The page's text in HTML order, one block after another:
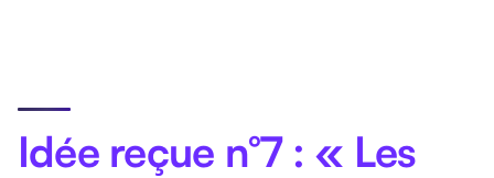
Idée reçue n°7 : « Les